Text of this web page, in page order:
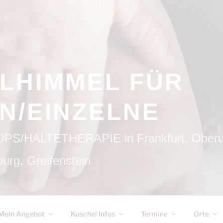
FÜR
EINZELNE
HALTETHERAPIE in Frankfurt,
Greifenstein
Angebot Kuschel Infos Termine Orte